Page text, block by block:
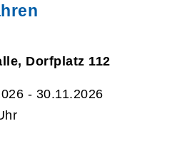
Dorfplatz 112
- 30.11.2026